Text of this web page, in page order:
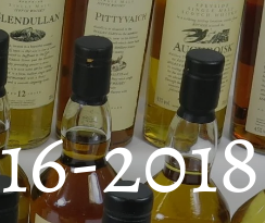
2018